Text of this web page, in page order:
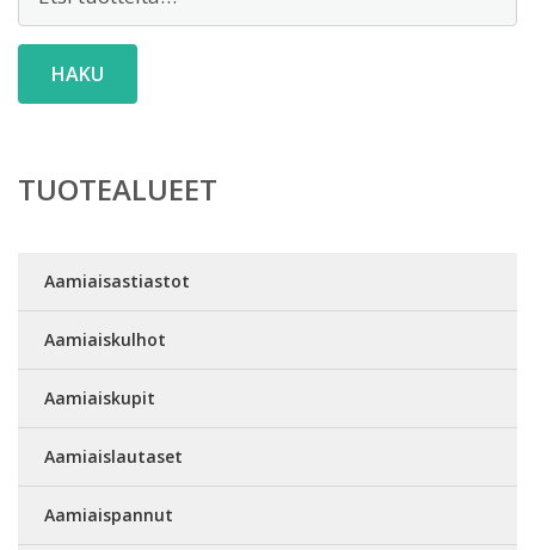
HAKU
TUOTEALUEET
Aamiaisastiastot
Aamiaiskulhot
Aamiaiskupit
Aamiaislautaset
Aamiaispannut